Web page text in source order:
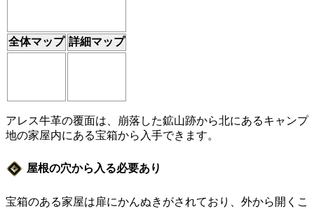
全体マップ 詳細マップ
アレス牛革の覆面は、崩落した鉱山跡から北にあるキャンプ
地の家屋内にある宝箱から入手できます。
屋根の穴から入る必要あり
宝箱のある家屋は扉にかんぬきがされており、外から開くこ